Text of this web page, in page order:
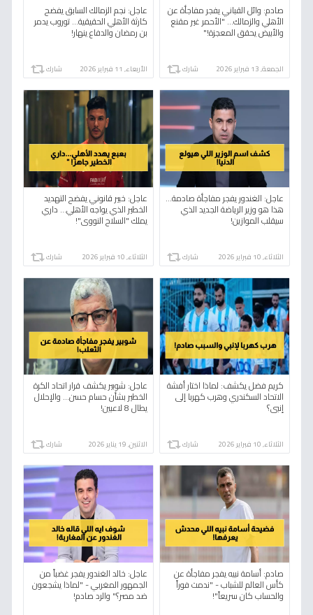
صادم: وائل القباني يفجر مفاجأة عن
الأهلي والزمالك... "الأحمر غير مقنع
والأبيض يحقق المعجزة!"
الجمعة, 13 فبراير 2026 شارك
عاجل: نجم الزمالك السابق يفضح
كارثة الأهلي الحقيقية... توروب يدمر
بن رمضان والدفاع ينهار!
الأربعاء, 11 فبراير 2026 شارك
عاجل: الغندور يفجر مفاجأة صادمة...
هذا هو وزير الرياضة الجديد الذي
سيقلب الموازين!
الثلاثاء, 10 فبراير 2026 شارك
عاجل: خبير قانوني يفضح التهديد
الخطير الذي يواجه الأهلي... داري
يملك "السلاح النووي"!
الثلاثاء, 10 فبراير 2026 شارك
كريم فضل يكشف: لماذا اختار أفشة
الاتحاد السكندري وهرب كهربا إلى
إنبي؟
الثلاثاء, 10 فبراير 2026 شارك
عاجل: شوبير يكشف قرار اتحاد الكرة
الخطير بشأن حسام حسن... والإحلال
يطال 8 لاعبين!
الاثنين, 19 يناير 2026 شارك
صادم: أسامة نبيه يفجر مفاجأة عن
كأس العالم للشباب - "ندمت فوراً
والحساب كان سريعاً"!
عاجل: خالد الغندور يفجر غضباً من
الجمهور المغربي - "لماذا يشجعون
ضد مصر؟" والرد صادم!